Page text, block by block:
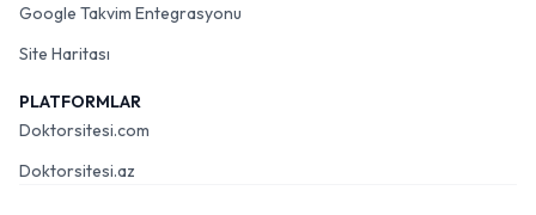
Google Takvim Entegrasyonu
Site Haritası
PLATFORMLAR
Doktorsitesi.com
Doktorsitesi.az